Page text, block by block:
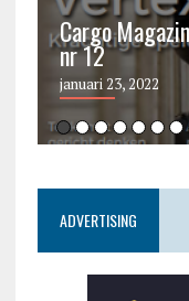
Cargo
nr 12
januari 23, 2022
ADVERTISING